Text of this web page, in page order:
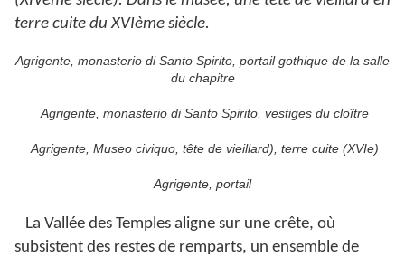
terre cuite du XVIème siècle.
Agrigente, monasterio di Santo Spirito, portail gothique de la salle
du chapitre
Agrigente, monasterio di Santo Spirito, vestiges du cloître
Agrigente, Museo civiquo, tête de vieillard), terre cuite (XVIe)
Agrigente, portail
La Vallée des Temples aligne sur une crête, où
subsistent des restes de remparts, un ensemble de